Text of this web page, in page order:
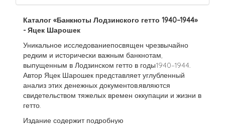
Каталог «Банкноты Лодзинского гетто 1940–1944»
- Яцек Шарошек
Уникальное исследованиепосвящен чрезвычайно
редким и исторически важным банкнотам,
выпущенным в Лодзинском гетто в годы1940–1944.
Автор Яцек Шарошек представляет углубленный
анализ этих денежных документов.являются
свидетельством тяжелых времен оккупации и жизни в
гетто.
Издание содержит подробную